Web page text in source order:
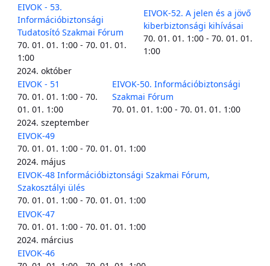
EIVOK - 53.
Információbiztonsági
Tudatosító Szakmai Fórum
70. 01. 01. 1:00 - 70. 01. 01.
1:00
EIVOK-52. A jelen és a jövő
kiberbiztonsági kihívásai
70. 01. 01. 1:00 - 70. 01. 01.
1:00
2024. október
EIVOK - 51
70. 01. 01. 1:00 - 70.
01. 01. 1:00
EIVOK-50. Információbiztonsági
Szakmai Fórum
70. 01. 01. 1:00 - 70. 01. 01. 1:00
2024. szeptember
EIVOK-49
70. 01. 01. 1:00 - 70. 01. 01. 1:00
2024. május
EIVOK-48 Információbiztonsági Szakmai Fórum,
Szakosztályi ülés
70. 01. 01. 1:00 - 70. 01. 01. 1:00
EIVOK-47
70. 01. 01. 1:00 - 70. 01. 01. 1:00
2024. március
EIVOK-46